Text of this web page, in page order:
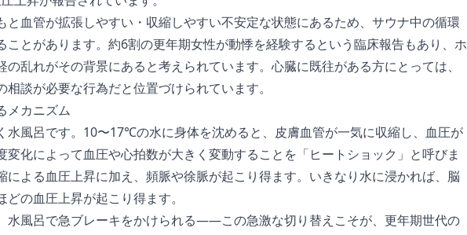
と血管が拡張しやすい・収縮しやすい不安定な状態にあるため、サウナ中の循環
ことがあります。約6割の更年期女性が動悸を経験するという臨床報告もあり、ホ
乱れがその背景にあると考えられています。心臓に既往がある方にとっては、
談が必要な行為だと位置づけられています。
メカニズム
水風呂です。10〜17℃の水に身体を沈めると、皮膚血管が一気に収縮し、血圧が
変化によって血圧や心拍数が大きく変動することを「ヒートショック」と呼びま
による血圧上昇に加え、頻脈や徐脈が起こり得ます。いきなり水に浸かれば、脳
の血圧上昇が起こり得ます。
水風呂で急ブレーキをかけられる――この急激な切り替えこそが、更年期世代の